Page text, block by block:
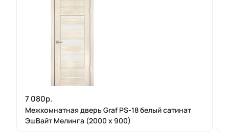
7 080р.
Межкомнатная дверь Graf PS-18 белый сатинат
ЭшВайт Мелинга (2000 х 900)